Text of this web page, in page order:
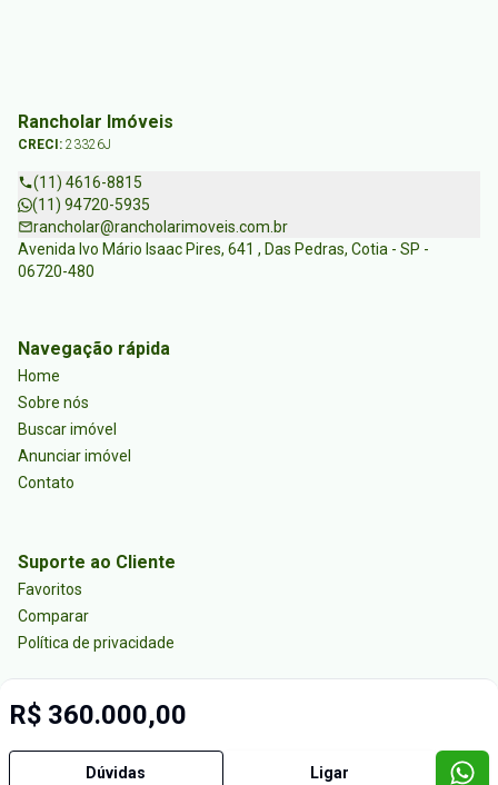
R$ 360.000,00
Dúvidas Ligar
Rancholar Imóveis
CRECI: 23326J
(11) 4616-8815
(11) 94720-5935
rancholar@rancholarimoveis.com.br
Avenida Ivo Mário Isaac Pires, 641 , Das Pedras, Cotia - SP -
06720-480
Navegação rápida
Home
Sobre nós
Buscar imóvel
Anunciar imóvel
Contato
Suporte ao Cliente
Favoritos
Comparar
Política de privacidade
Selo de Tecnologia Loft